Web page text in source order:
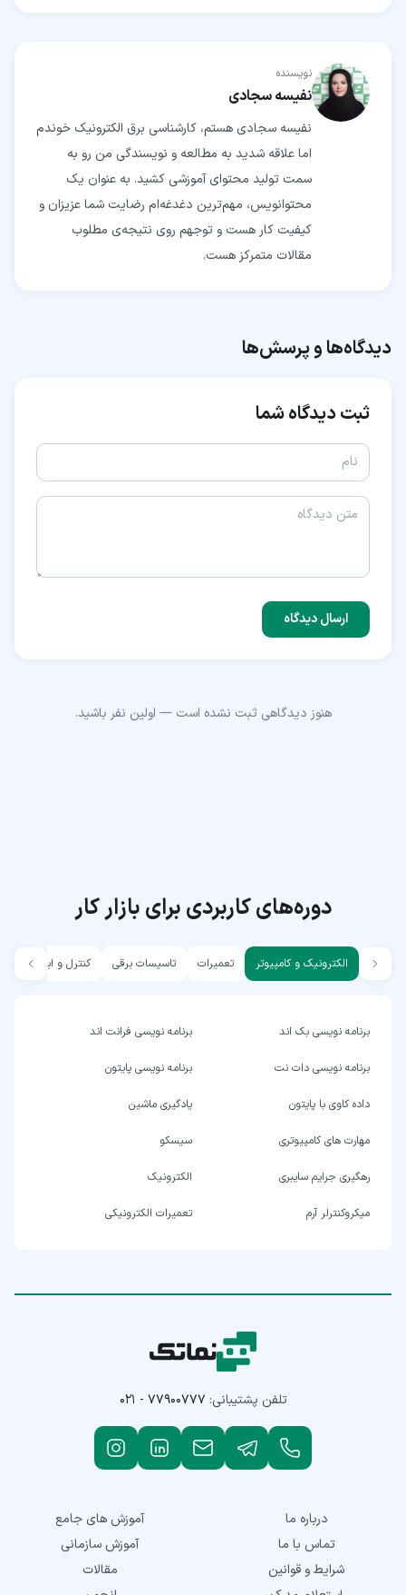
نویسنده
نفیسه سجادی
نفیسه سجادی هستم، کارشناسی برق الکترونیک خوندم
اما علاقه شدید به مطالعه و نویسندگی من رو به
سمت تولید محتوای آموزشی کشید. به عنوان یک
محتوانویس، مهم‌ترین دغدغه‌ام رضایت شما عزیزان و
کیفیت کار هست و توجهم روی نتیجه‌ی مطلوب
مقالات متمرکز هست.
دیدگاه‌ها و پرسش‌ها
ثبت دیدگاه شما
ارسال دیدگاه
هنوز دیدگاهی ثبت نشده است — اولین نفر باشید.
دوره‌های کاربردی برای بازار کار
الکترونیک و کامپیوتر تعمیرات تاسیسات برقی کنترل و ابزار دقیق
برنامه نویسی بک اند برنامه نویسی فرانت اند
برنامه نویسی دات نت برنامه نویسی پایتون
داده کاوی با پایتون یادگیری ماشین
مهارت های کامپیوتری سیسکو
رهگیری جرایم سایبری الکترونیک
میکروکنترلر آرم تعمیرات الکترونیکی
تلفن پشتیبانی: ۰۲۱ - ۷۷۹۰۰۷۷۷
درباره ما
تماس با ما
شرایط و قوانین
آموزش های جامع
آموزش سازمانی
مقالات